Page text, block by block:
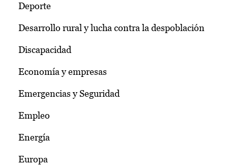
Deporte
Desarrollo rural y lucha contra la despoblación
Discapacidad
Economía y empresas
Emergencias y Seguridad
Empleo
Energía
Europa